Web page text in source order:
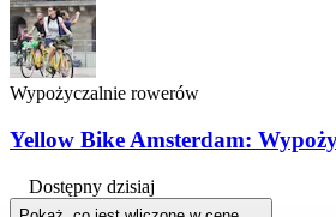
Wypożyczalnie rowerów
Yellow Bike Amsterdam:
Dostępny dzisiaj